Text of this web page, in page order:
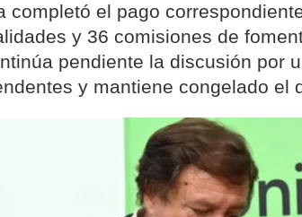
completó el pago
y 36 comisiones de
pendiente la discusión por
y mantiene congelado el